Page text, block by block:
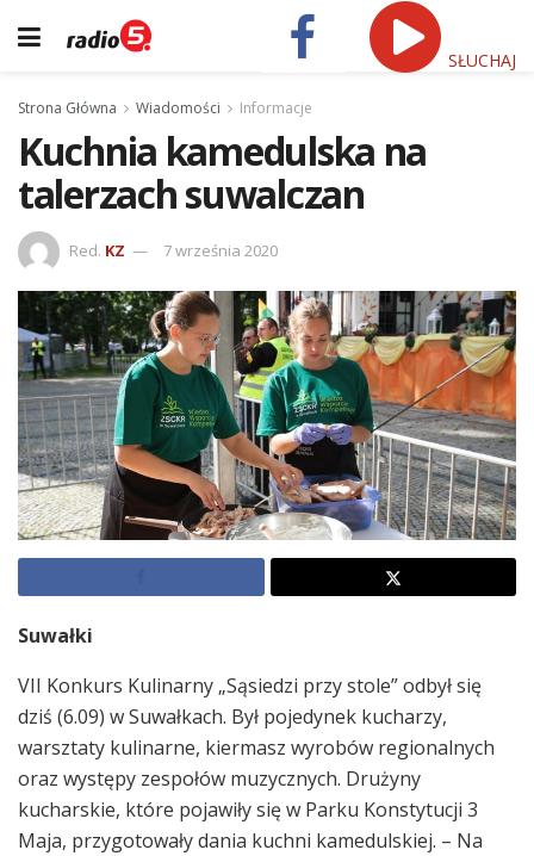
SŁUCHAJ
Strona Główna Wiadomości Informacje
Kuchnia kamedulska na
talerzach suwalczan
Red. KZ 7 września 2020
Suwałki
VII Konkurs Kulinarny „Sąsiedzi przy stole” odbył się
dziś (6.09) w Suwałkach. Był pojedynek kucharzy,
warsztaty kulinarne, kiermasz wyrobów regionalnych
oraz występy zespołów muzycznych. Drużyny
kucharskie, które pojawiły się w Parku Konstytucji 3
Maja, przygotowały dania kuchni kamedulskiej. – Na